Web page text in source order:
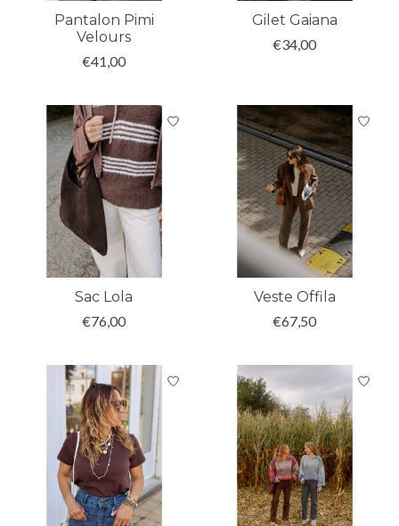
Pantalon Pimi
Velours
€41,00
Gilet Gaiana
€34,00
Sac Lola
€76,00
Veste Offila
€67,50